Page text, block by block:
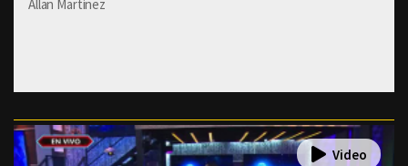
Allan Martinez